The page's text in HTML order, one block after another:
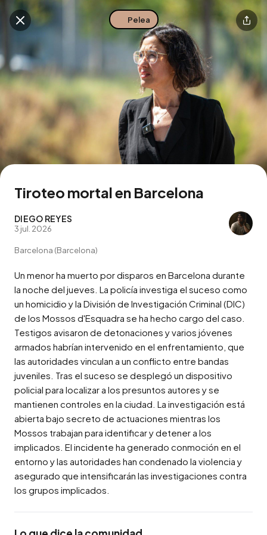
Descarga la app
Buscar en esta zona
Pelea
Tiroteo mortal en Barcelona
DIEGO REYES
3 jul. 2026
Barcelona (Barcelona)
Un menor ha muerto por disparos en Barcelona durante
la noche del jueves. La policía investiga el suceso como
un homicidio y la División de Investigación Criminal (DIC)
de los Mossos d'Esquadra se ha hecho cargo del caso.
Testigos avisaron de detonaciones y varios jóvenes
armados habrían intervenido en el enfrentamiento, que
las autoridades vinculan a un conflicto entre bandas
juveniles. Tras el suceso se desplegó un dispositivo
policial para localizar a los presuntos autores y se
mantienen controles en la ciudad. La investigación está
abierta bajo secreto de actuaciones mientras los
Mossos trabajan para identificar y detener a los
implicados. El incidente ha generado conmoción en el
entorno y las autoridades han condenado la violencia y
asegurado que intensificarán las investigaciones contra
los grupos implicados.